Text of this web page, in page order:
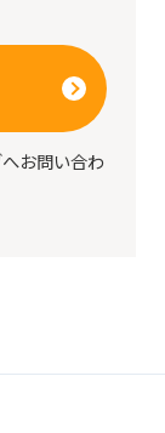
お問い合わ